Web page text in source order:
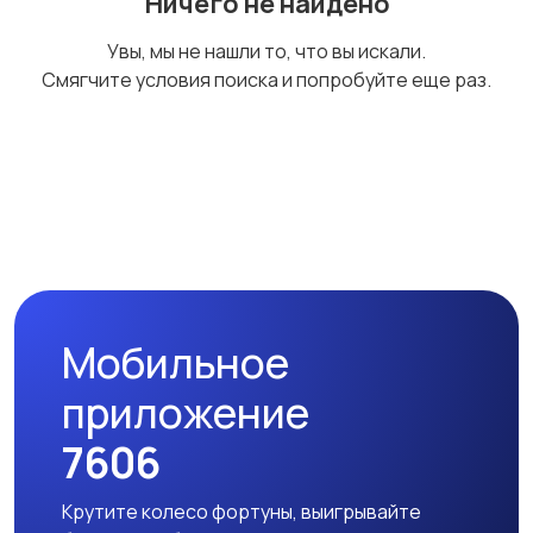
одеждой
Увы, мы не нашли то, что вы искали.
Смягчите условия поиска и попробуйте еще раз.
Мобильное
приложение
7606
Крутите колесо фортуны, выигрывайте